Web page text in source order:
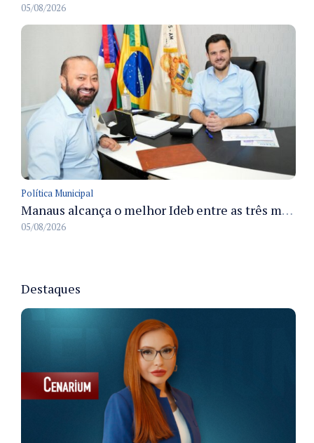
05/08/2026
Política Municipal
Manaus alcança o melhor Ideb entre as três maiores redes municipais do país em 2025 com avanço na aprendizagem
05/08/2026
Destaques